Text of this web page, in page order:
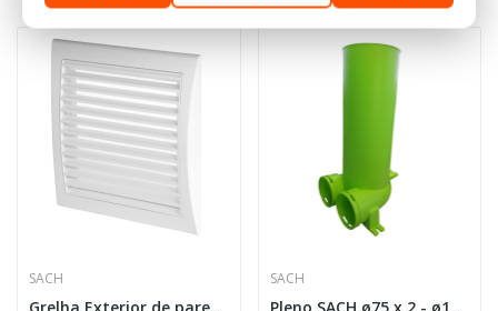
SACH SACH